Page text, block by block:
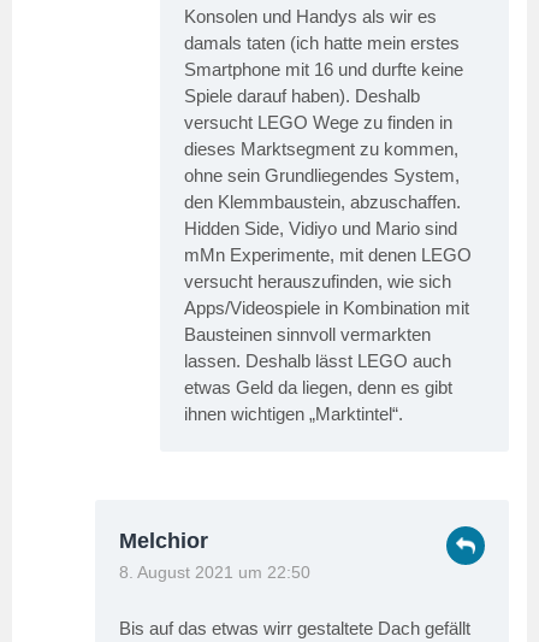
Konsolen und Handys als wir es
damals taten (ich hatte mein erstes
Smartphone mit 16 und durfte keine
Spiele darauf haben). Deshalb
versucht LEGO Wege zu finden in
dieses Marktsegment zu kommen,
ohne sein Grundliegendes System,
den Klemmbaustein, abzuschaffen.
Hidden Side, Vidiyo und Mario sind
mMn Experimente, mit denen LEGO
versucht herauszufinden, wie sich
Apps/Videospiele in Kombination mit
Bausteinen sinnvoll vermarkten
lassen. Deshalb lässt LEGO auch
etwas Geld da liegen, denn es gibt
ihnen wichtigen „Marktintel“.
Melchior
8. August 2021 um 22:50
Bis auf das etwas wirr gestaltete Dach gefällt